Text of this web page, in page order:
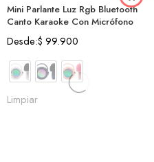
Mini Parlante Luz Rgb Bluetooth
Canto Karaoke Con Micrófono
Desde:$ 99.900
Limpiar